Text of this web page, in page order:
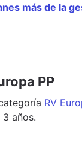
más de la
PP
RV
años.